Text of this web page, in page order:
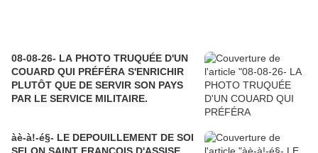
08-08-26- LA PHOTO TRUQUÉE D'UN
COUARD QUI PRÉFÉRA S'ENRICHIR
PLUTÔT QUE DE SERVIR SON PAYS
PAR LE SERVICE MILITAIRE.
àè-à!-é§- LE DEPOUILLEMENT DE SOI